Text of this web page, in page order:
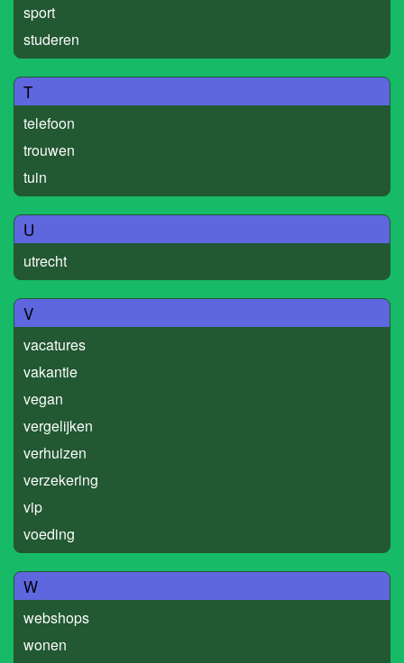
sport
studeren
T
telefoon
trouwen
tuin
U
utrecht
V
vacatures
vakantie
vegan
vergelijken
verhuizen
verzekering
vip
voeding
W
webshops
wonen